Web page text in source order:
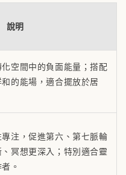
說明
空間中的負面能量；搭配
的能場，適合擺放於居
注，促進第六、第七脈輪
冥想更深入；特別適合靈
。